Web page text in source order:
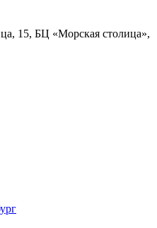
15, БЦ «Морская столица»,